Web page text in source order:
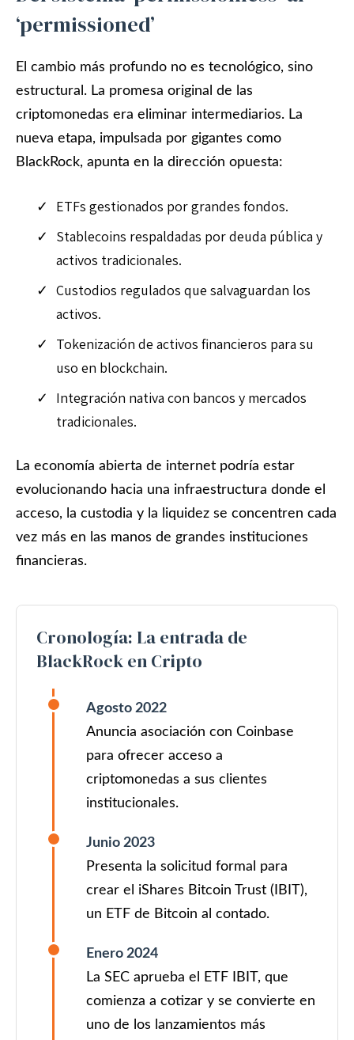
‘permissioned’
El cambio más profundo no es tecnológico, sino
estructural. La promesa original de las
criptomonedas era eliminar intermediarios. La
nueva etapa, impulsada por gigantes como
BlackRock, apunta en la dirección opuesta:
ETFs gestionados por grandes fondos.
Stablecoins respaldadas por deuda pública y
activos tradicionales.
Custodios regulados que salvaguardan los
activos.
Tokenización de activos financieros para su
uso en blockchain.
Integración nativa con bancos y mercados
tradicionales.
La economía abierta de internet podría estar
evolucionando hacia una infraestructura donde el
acceso, la custodia y la liquidez se concentren cada
vez más en las manos de grandes instituciones
financieras.
Cronología: La entrada de
BlackRock en Cripto
Agosto 2022
Anuncia asociación con Coinbase
para ofrecer acceso a
criptomonedas a sus clientes
institucionales.
Junio 2023
Presenta la solicitud formal para
crear el iShares Bitcoin Trust (IBIT),
un ETF de Bitcoin al contado.
Enero 2024
La SEC aprueba el ETF IBIT, que
comienza a cotizar y se convierte en
uno de los lanzamientos más